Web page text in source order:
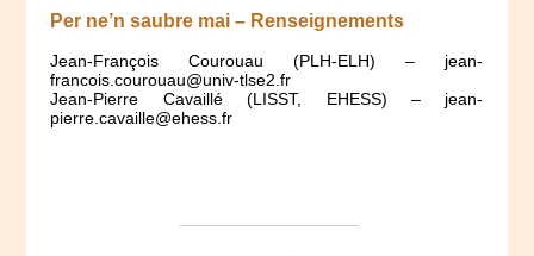
Per ne’n saubre mai – Renseignements
Jean-François Courouau (PLH-ELH) – jean-
francois.courouau@univ-tlse2.fr
Jean-Pierre Cavaillé (LISST, EHESS) – jean-
pierre.cavaille@ehess.fr